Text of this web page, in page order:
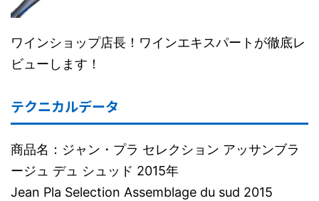
ワインショップ店長！ワインエキスパートが徹底レ
ビューします！
テクニカルデータ
商品名：ジャン・プラ セレクション アッサンブラ
ージュ デュ シュッド 2015年
Jean Pla Selection Assemblage du sud 2015